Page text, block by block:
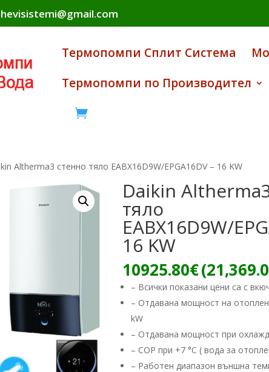
Термопомпи Сплит Система
Термопомпи по Производител

Altherma3 стенно тяло EABX16D9W/EPGA16DV – 16 KW
Daikin
тяло
EABX16D9W/
16 KW
10925.80€
– Всички показани цени са с
– Отдавана мощност на
kW
– Отдавана мощност при
– COP при +7 °C ( вода за
– Работен диапазон външна